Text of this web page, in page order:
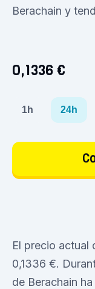
Berachain y
0,1336 €
1h 24h
El precio actual
0,1336 €.
de Berachain